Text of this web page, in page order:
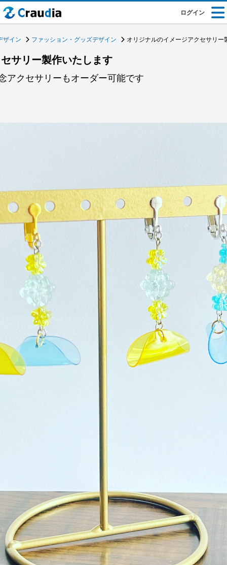
ログイン
ザイン ファッション・グッズデザイン オリジナルのイメージアクセサリー
サリー製作いたします
アクセサリーもオーダー可能です